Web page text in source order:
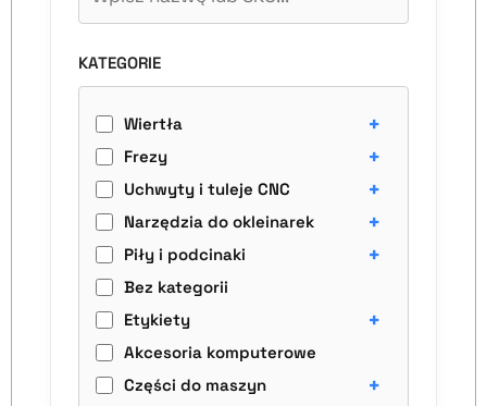
KATEGORIE
Wiertła +
Frezy +
Uchwyty i tuleje CNC +
Narzędzia do okleinarek +
Piły i podcinaki +
Bez kategorii
Etykiety
+
Akcesoria komputerowe
Części do maszyn
+